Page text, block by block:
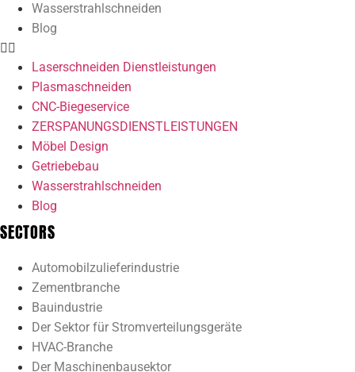
Wasserstrahlschneiden
Blog
Laserschneiden Dienstleistungen
Plasmaschneiden
CNC-Biegeservice
ZERSPANUNGSDIENSTLEISTUNGEN
Möbel Design
Getriebebau
Wasserstrahlschneiden
Blog
SECTORS
Automobilzulieferindustrie
Zementbranche
Bauindustrie
Der Sektor für Stromverteilungsgeräte
HVAC-Branche
Der Maschinenbausektor